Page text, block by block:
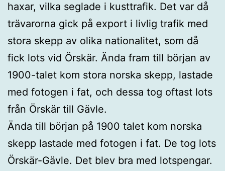
haxar, vilka seglade i kusttrafik. Det var då
trävarorna gick på export i livlig trafik med
stora skepp av olika nationalitet, som då
fick lots vid Örskär. Ända fram till början av
1900-talet kom stora norska skepp, lastade
med fotogen i fat, och dessa tog oftast lots
från Örskär till Gävle.
Ända till början på 1900 talet kom norska
skepp lastade med fotogen i fat. De tog lots
Örskär-Gävle. Det blev bra med lotspengar.